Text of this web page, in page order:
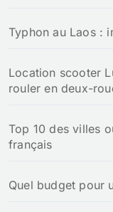
Typhon au Laos :
Location scooter
rouler en deux-
Top 10 des villes
français
Quel budget pour